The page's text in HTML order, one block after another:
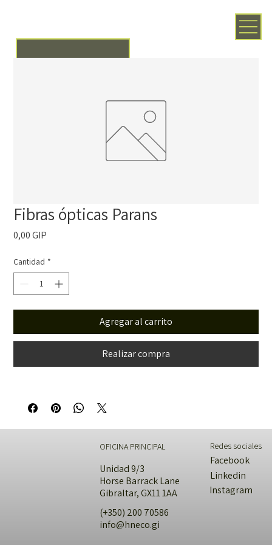
Fibras ópticas Parans
0,00 GIP
Cantidad *
Agregar al carrito
Realizar compra
OFICINA PRINCIPAL
Unidad 9/3
Horse Barrack Lane
Gibraltar, GX11 1AA
(+350) 200 70586
info@hneco.gi
Redes sociales
Facebook
Linkedin
Instagram